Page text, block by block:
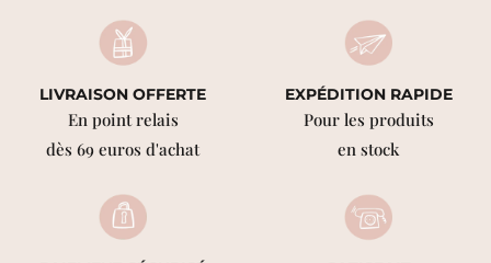
LIVRAISON OFFERTE
En point relais
dès 69 euros d'achat
EXPÉDITION RAPIDE
Pour les produits
en stock